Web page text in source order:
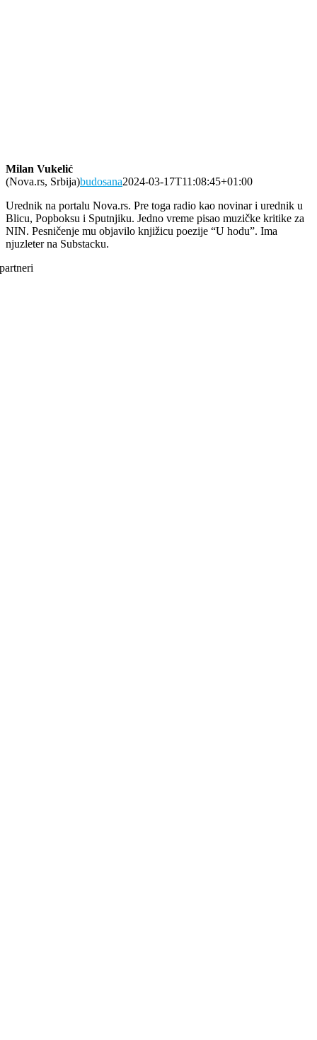
Milan Vukelić
(Nova.rs, Srbija)budosana2024-03-17T11:08:45+01:00
Urednik na portalu Nova.rs. Pre toga radio kao novinar i urednik u
Blicu, Popboksu i Sputnjiku. Jedno vreme pisao muzičke kritike za
NIN. Pesničenje mu objavilo knjižicu poezije “U hodu”. Ima
njuzleter na Substacku.
partneri